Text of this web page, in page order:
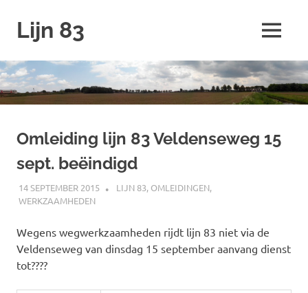
naar
inhoud
Lijn 83 MENU
Omleiding lijn 83 Veldenseweg 15
sept. beëindigd
14 SEPTEMBER 2015 JOHAN
LIJN 83, OMLEIDINGEN,
WERKZAAMHEDEN
Wegens wegwerkzaamheden rijdt lijn 83 niet via de
Veldenseweg van dinsdag 15 september aanvang dienst
tot????